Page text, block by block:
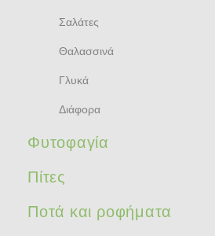
Σαλάτες
Θαλασσινά
Γλυκά
Διάφορα
Φυτοφαγία
Πίτες
Ποτά και ροφήματα